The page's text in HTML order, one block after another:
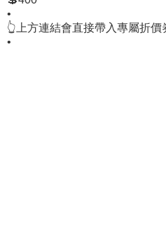
•
👆上方連結會直接帶入專屬折
•